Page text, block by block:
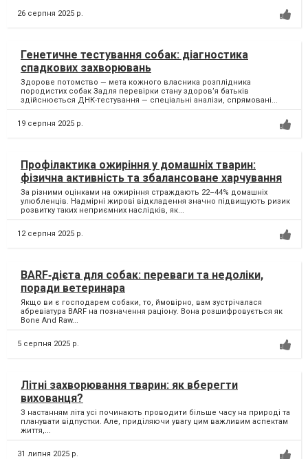
26 серпня 2025 р.
Генетичне тестування собак: діагностика
спадкових захворювань
Здорове потомство — мета кожного власника розплідника
породистих собак Задля перевірки стану здоров’я батьків
здійснюється ДНК-тестування — спеціальні аналізи, спрямовані...
19 серпня 2025 р.
Профілактика ожиріння у домашніх тварин:
фізична активність та збалансоване харчування
За різними оцінками на ожиріння страждають 22–44% домашніх
улюбленців. Надмірні жирові відкладення значно підвищують ризик
розвитку таких неприємних наслідків, як...
12 серпня 2025 р.
BARF‑дієта для собак: переваги та недоліки,
поради ветеринара
Якщо ви є господарем собаки, то, ймовірно, вам зустрічалася
абревіатура BARF на позначення раціону. Вона розшифровується як
Bone And Raw...
5 серпня 2025 р.
Літні захворювання тварин: як вберегти
вихованця?
З настанням літа усі починають проводити більше часу на природі та
планувати відпустки. Але, приділяючи увагу цим важливим аспектам
життя,...
31 липня 2025 р.